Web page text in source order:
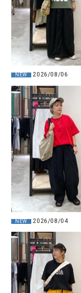
NEW 2026/08/06
NEW 2026/08/04